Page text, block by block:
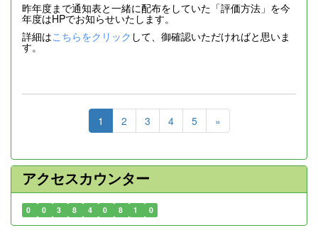
昨年度まで通知表と一緒に配布をしていた「評価方法」を今
年度はHPでお知らせいたします。
詳細はこちらをクリック して、御確認いただければと思いま
す。
1 2 3 4 5 »
アクセスカウンター
0 0 3 8 4 0 8 1 0